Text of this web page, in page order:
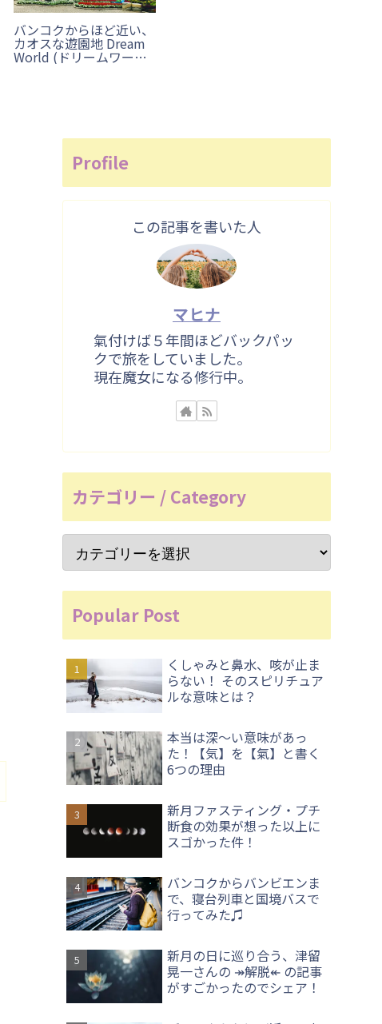
バンコクからほど近い、
カオスな遊園地 Dream
World (ドリームワール
ド)に行ってみた！
Profile
この記事を書いた人
マヒナ
氣付けば５年間ほどバックパッ
クで旅をしていました。
現在魔女になる修行中。
カテゴリー / Category
Popular Post
くしゃみと鼻水、咳が止ま
らない！ そのスピリチュア
ルな意味とは？
本当は深〜い意味があっ
た！【気】を【氣】と書く
6つの理由
新月ファスティング・プチ
断食の効果が想った以上に
スゴかった件！
バンコクからバンビエンま
で、寝台列車と国境バスで
行ってみた♫
新月の日に巡り合う、津留
晃一さんの ↠解脱↞ の記事
がすごかったのでシェア！